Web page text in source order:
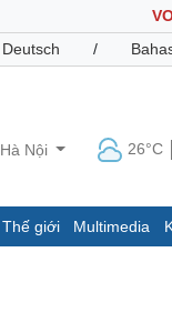
Deutsch /
Hà Nội 26°C
Thế giới Multimedia